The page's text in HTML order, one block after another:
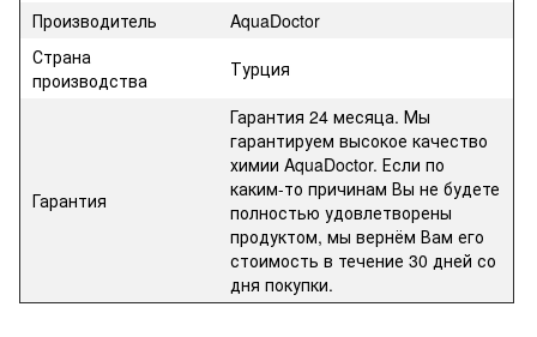
Производитель
AquaDoctor
Страна
производства
Турция
Гарантия
Гарантия 24 месяца. Мы
гарантируем высокое качество
химии AquaDoctor. Если по
каким-то причинам Вы не будете
полностью удовлетворены
продуктом, мы вернём Вам его
стоимость в течение 30 дней со
дня покупки.